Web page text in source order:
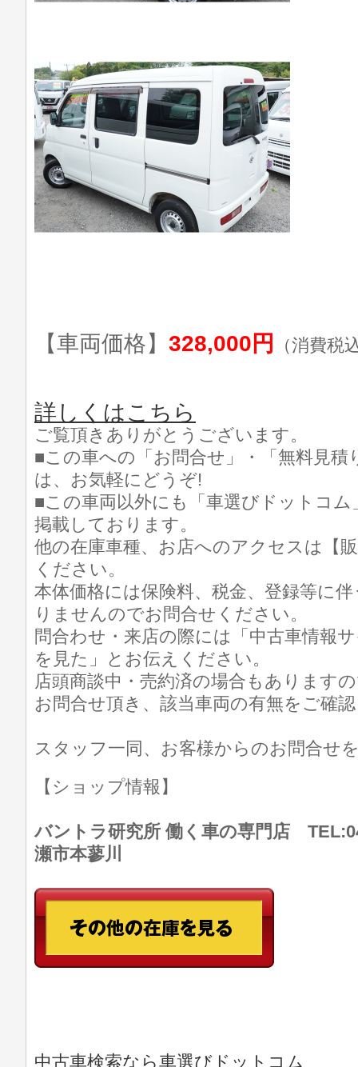
【車両価格】 328,000円 （消費税
詳しくはこちら
ご覧頂きありがとうございます。
■この車への「お問合せ」・「無料見積
は、お気軽にどうぞ!
■この車両以外にも「車選びドットコ
掲載しております。
他の在庫車種、お店へのアクセスは【
ください。
本体価格には保険料、税金、登録等に
りませんのでお問合せください。
問合わせ・来店の際には「中古車情報
を見た」とお伝えください。
店頭商談中・売約済の場合もあります
お問合せ頂き、該当車両の有無をご確
スタッフ一同、お客様からのお問合せ
【ショップ情報】
バントラ研究所 働く車の専門店
瀬市本蓼川
中古車検索なら車選びドットコム